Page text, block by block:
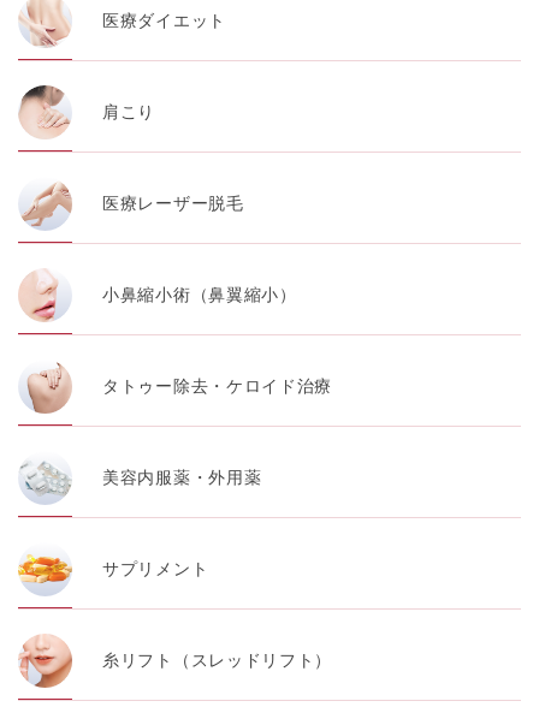
医療ダイエット
肩こり
医療レーザー脱毛
小鼻縮小術（鼻翼縮小）
タトゥー除去・ケロイド治療
美容内服薬・外用薬
サプリメント
糸リフト（スレッドリフト）